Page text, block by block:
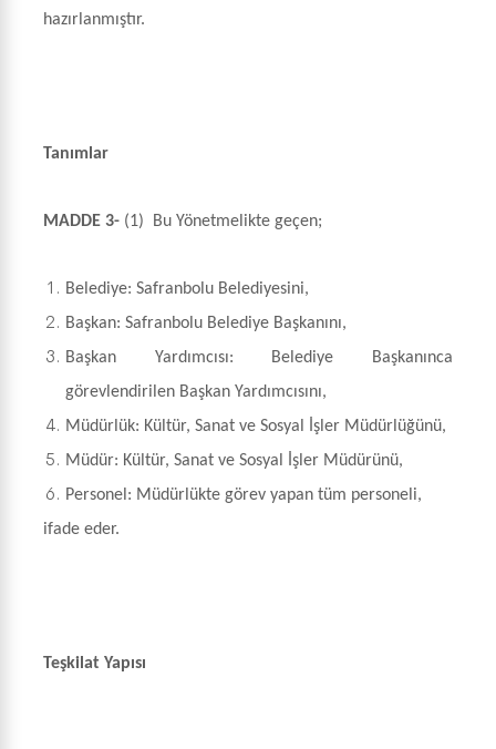
hazırlanmıştır.
Tanımlar
MADDE 3- (1) Bu Yönetmelikte geçen;
Belediye: Safranbolu Belediyesini,
Başkan: Safranbolu Belediye Başkanını,
Başkan Yardımcısı: Belediye Başkanınca
görevlendirilen Başkan Yardımcısını,
Müdürlük: Kültür, Sanat ve Sosyal İşler Müdürlüğünü,
Müdür: Kültür, Sanat ve Sosyal İşler Müdürünü,
Personel: Müdürlükte görev yapan tüm personeli,
ifade eder.
Teşkilat Yapısı